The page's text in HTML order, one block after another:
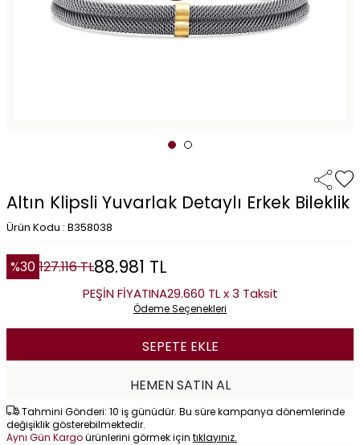
Altın Klipsli Yuvarlak Detaylı Erkek Bileklik
Ürün Kodu : B358038
%30 127.116TL88.981 TL
PEŞİN FİYATINA29.660 TL x 3 Taksit
Ödeme Seçenekleri
SEPETE EKLE
HEMEN SATIN AL
Tahmini Gönderi: 10 iş günüdür. Bu süre kampanya dönemlerinde
değişiklik gösterebilmektedir.
Aynı Gün Kargoürünlerini görmek için tıklayınız.